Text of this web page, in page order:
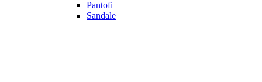
Pantofi
Sandale